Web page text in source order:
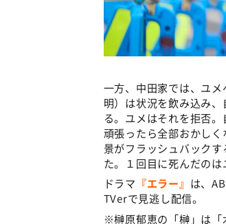
一方、中田家では、ユ
明）は状況を飲み込み
る。ユメはそれを拒否
頑張ったら全部おかし
景がフラッシュバック
た。１回目に死んだの
ドラマ 『エラー』 は、
TVerで見逃し配信。
※榊原郁恵の「榊」は「